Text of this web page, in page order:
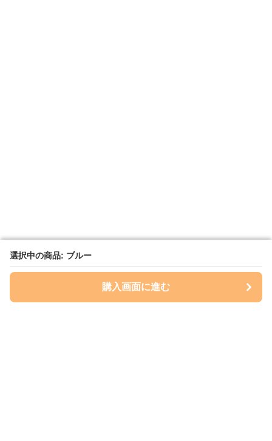
選択中の商品: ブルー
購入画面に進む
選択中の商品: ブルー
購入画面に進む